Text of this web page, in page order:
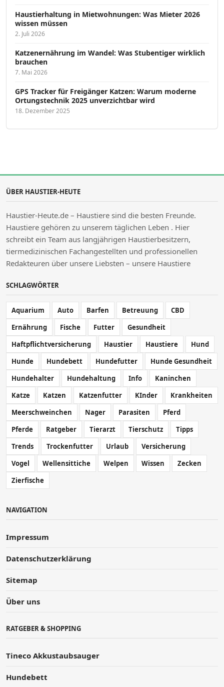
Haustierhaltung in Mietwohnungen: Was Mieter 2026
wissen müssen
2. Juli 2026
Katzenernährung im Wandel: Was Stubentiger wirklich
brauchen
7. Mai 2026
GPS Tracker für Freigänger Katzen: Warum moderne
Ortungstechnik 2025 unverzichtbar wird
18. Dezember 2025
ÜBER HAUSTIER-HEUTE
Haustier-Heute.de – Haustiere sind die besten Freunde.
Haustiere gehören zu unserem täglichen Leben . Hier
schreibt ein Team aus langjährigen Haustierbesitzern,
tiermedizinischen Fachangestellten und professionellen
Redakteuren über unsere Liebsten – unsere Haustiere
SCHLAGWÖRTER
Aquarium Auto Barfen Betreuung
CBD
Ernährung
Fische Futter
Gesundheit
Haftpflichtversicherung
Haustier Haustiere
Hund
Hunde
Hundebett Hundefutter
Hunde Gesundheit
Hundehalter
Hundehaltung Info
Kaninchen
Katze
Katzen Katzenfutter KInder
Krankheiten
Meerschweinchen
Nager Parasiten
Pferd
Pferde
Ratgeber Tierarzt Tierschutz
Tipps
Trends
Trockenfutter Urlaub
Versicherung
Vogel
Wellensittiche Welpen Wissen
Zecken
Zierfische
NAVIGATION
Impressum
Datenschutzerklärung
Sitemap
Über uns
RATGEBER & SHOPPING
Tineco Akkustaubsauger
Hundebett